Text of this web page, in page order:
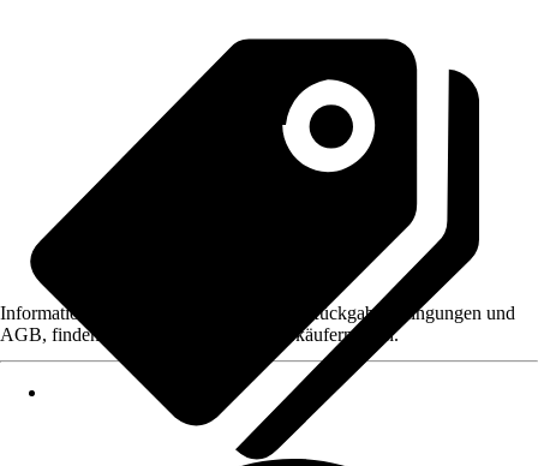
Informationen des Verkäufers, wie z. B. Rückgabebedingungen und
AGB, finden Sie bei Klick auf den Verkäufernamen.